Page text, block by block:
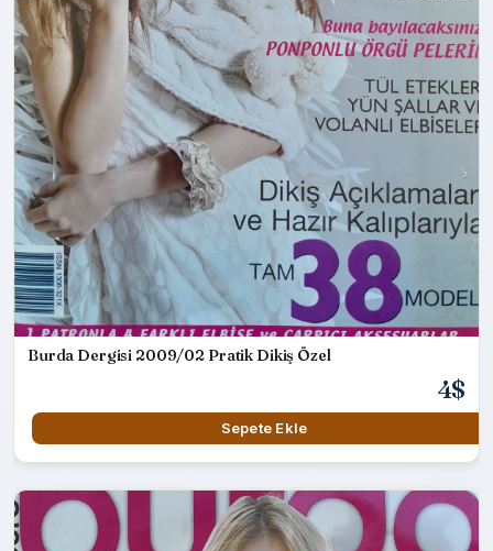
Burda Dergisi 2009/02 Pratik Dikiş Özel
4$
Sepete Ekle